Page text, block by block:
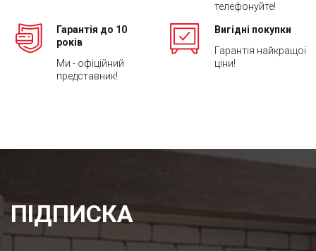
телефонуйте!
Гарантія до 10
років
Ми - офіційний
представник!
Вигідні покупки
Гарантія найкращої
ціни!
ПІДПИСКА